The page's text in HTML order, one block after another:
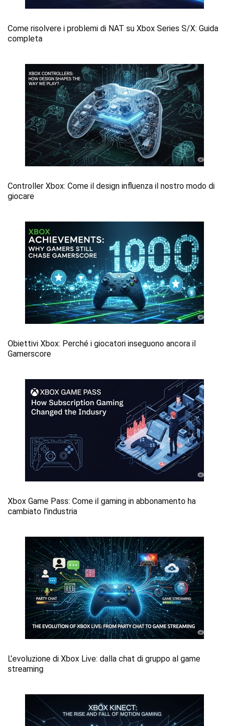
Come risolvere i problemi di NAT su Xbox Series S/X: Guida
completa
Controller Xbox: Come il design influenza il nostro modo di
giocare
Obiettivi Xbox: Perché i giocatori inseguono ancora il
Gamerscore
Xbox Game Pass: Come il gaming in abbonamento ha
cambiato l’industria
L’evoluzione di Xbox Live: dalla chat di gruppo al game
streaming